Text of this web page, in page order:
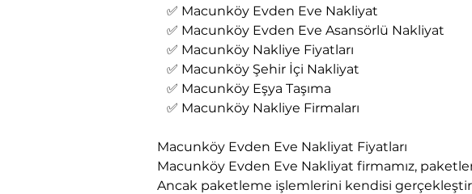
   ✅ Macunköy Evden Eve Nakliyat
   ✅ Macunköy Evden Eve Asansörlü Nakliyat
   ✅ Macunköy Nakliye Fiyatları
   ✅ Macunköy Şehir İçi Nakliyat
   ✅ Macunköy Eşya Taşıma
   ✅ Macunköy Nakliye Firmaları
Macunköy Evden Eve Nakliyat Fiyatları
Macunköy Evden Eve Nakliyat firmamız,
Ancak paketleme işlemlerini kendisi